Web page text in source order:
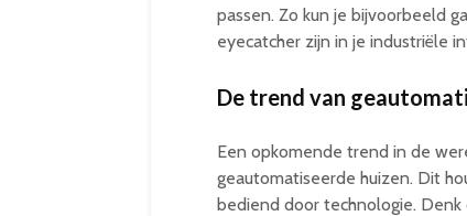
passen. Zo kun je bijvoorbeeld
eyecatcher zijn in je industriële
De trend van
Een opkomende trend in de
geautomatiseerde huizen. Dit
bediend door technologie. Denk